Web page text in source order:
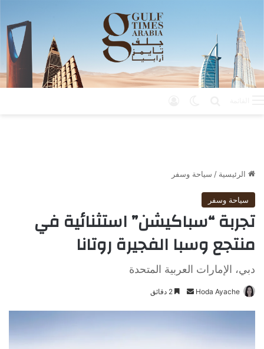
الرئيسية / سياحة وسفر
سياحة وسفر
تجربة “سباكيشن” استثنائية في
منتجع وسبا الفجيرة روتانا
دبي، الإمارات العربية المتحدة
Hoda Ayache